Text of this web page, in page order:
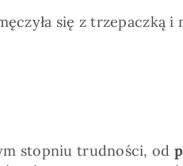
się z
stopniu trudności, od